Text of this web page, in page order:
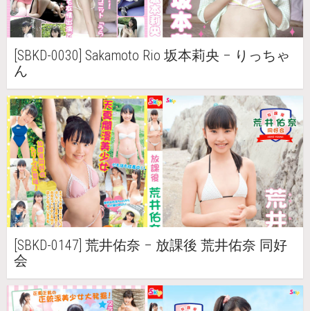
[SBKD-0030] Sakamoto Rio 坂本莉央 – りっちゃ
ん
[SBKD-0147] 荒井佑奈 – 放課後 荒井佑奈 同好
会